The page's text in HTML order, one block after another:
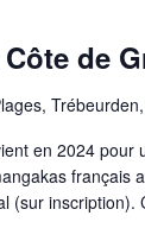
de
en 2024 pour
français
(sur